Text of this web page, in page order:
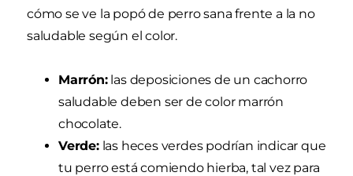
cómo se ve la popó de perro sana frente a la no
saludable según el color.
Marrón:las deposiciones de un cachorro
saludable deben ser de color marrón
chocolate.
Verde:las heces verdes podrían indicar que
tu perro está comiendo hierba, tal vez para